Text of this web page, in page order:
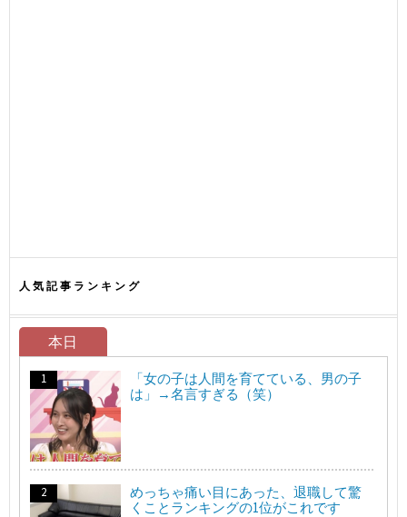
人気記事ランキング
本日
「女の子は人間を育てている、男の子
は」→名言すぎる（笑）
めっちゃ痛い目にあった、退職して驚
くことランキングの1位がこれです